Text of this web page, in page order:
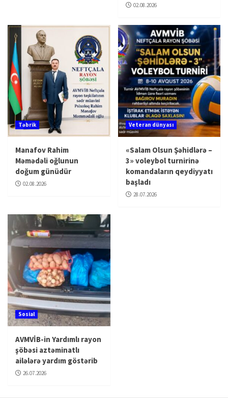
02.08.2026
Təbrik
Manafov Rahim
Məmədəli oğlunun
doğum günüdür
02.08.2026
Veteran dünyası
«Salam Olsun Şəhidlərə –
3» voleybol turnirinə
komandaların qeydiyyatı
başladı
28.07.2026
Sosial
AVMVİB-in Yardımlı rayon
şöbəsi aztəminatlı
ailələrə yardım göstərib
26.07.2026